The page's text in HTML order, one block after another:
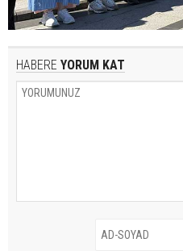
HABERE YORUM KAT